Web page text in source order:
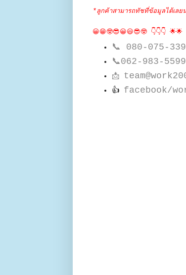
*ลูกค้าสามารถทัชที่ข้อมูลได้เลย
😀😁🤓😎😀😃😎🤓 👇👇👇 🌟🌟
📞 080-075-
📞062-983-5599
📩
👍 facebook/